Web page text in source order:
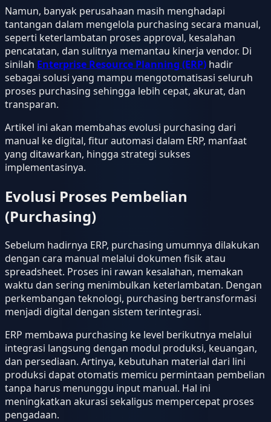
Namun, banyak perusahaan masih menghadapi
tantangan dalam mengelola purchasing secara manual,
seperti keterlambatan proses approval, kesalahan
pencatatan, dan sulitnya memantau kinerja vendor. Di
sinilah Enterprise Resource Planning (ERP) hadir
sebagai solusi yang mampu mengotomatisasi seluruh
proses purchasing sehingga lebih cepat, akurat, dan
transparan.
Artikel ini akan membahas evolusi purchasing dari
manual ke digital, fitur automasi dalam ERP, manfaat
yang ditawarkan, hingga strategi sukses
implementasinya.
Evolusi Proses Pembelian
(Purchasing)
Sebelum hadirnya ERP, purchasing umumnya dilakukan
dengan cara manual melalui dokumen fisik atau
spreadsheet. Proses ini rawan kesalahan, memakan
waktu dan sering menimbulkan keterlambatan. Dengan
perkembangan teknologi, purchasing bertransformasi
menjadi digital dengan sistem terintegrasi.
ERP membawa purchasing ke level berikutnya melalui
integrasi langsung dengan modul produksi, keuangan,
dan persediaan. Artinya, kebutuhan material dari lini
produksi dapat otomatis memicu permintaan pembelian
tanpa harus menunggu input manual. Hal ini
meningkatkan akurasi sekaligus mempercepat proses
pengadaan.